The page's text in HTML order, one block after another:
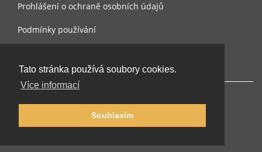
Tato stránka používá soubory cookies.
Více informací
Souhlasím
Prohlášení o ochraně osobních údajů
Podmínky používání
© 2002-2026 lernu.net |Impressum